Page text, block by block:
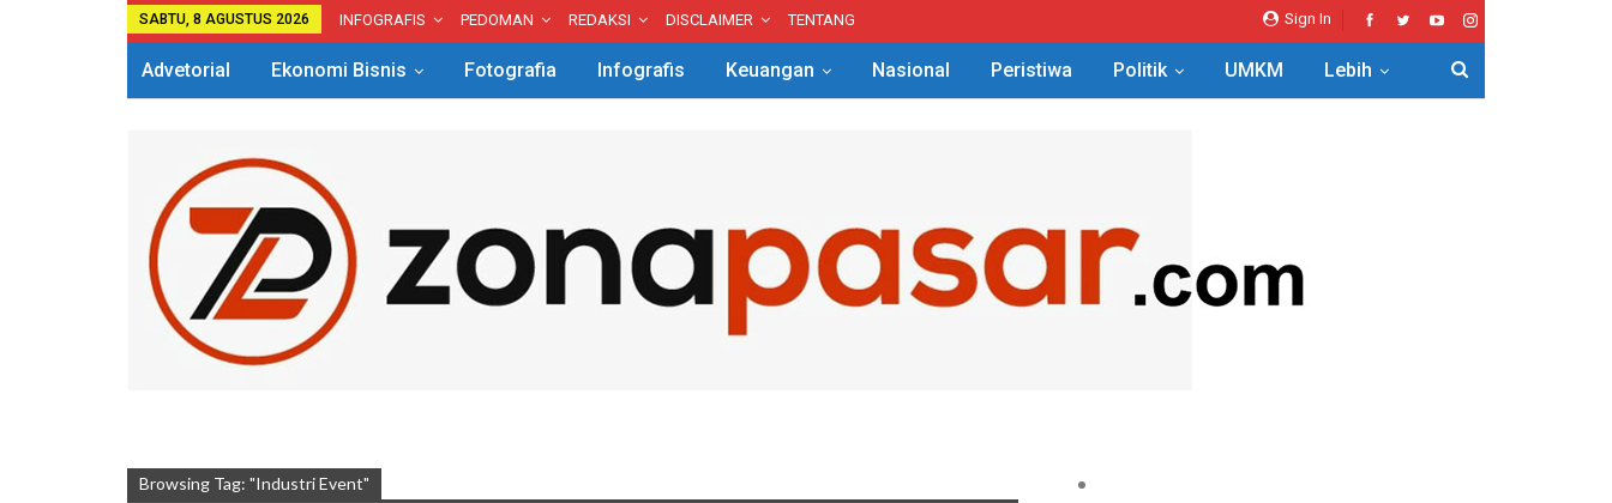
Sign In
SABTU, 8 AGUSTUS 2026 INFOGRAFIS PEDOMAN REDAKSI DISCLAIMER TENTANG
Advetorial Ekonomi Bisnis Fotografia Infografis Keuangan Nasional Peristiwa Politik UMKM Lebih
Browsing Tag: "Industri Event"